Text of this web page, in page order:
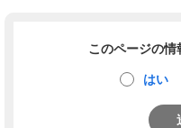
このページの情
はい